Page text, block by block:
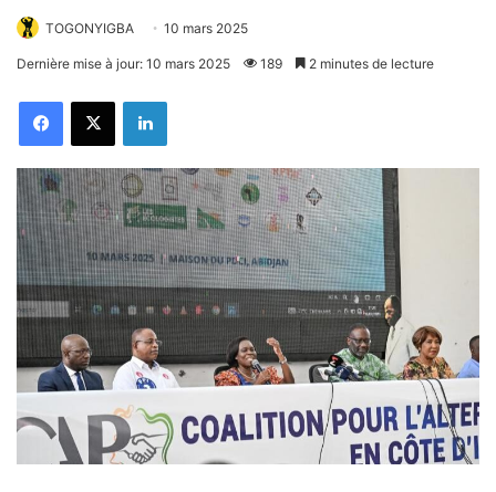
TOGONYIGBA 10 mars 2025
Dernière mise à jour: 10 mars 2025 189 2 minutes de lecture
FacebookX Linkedin